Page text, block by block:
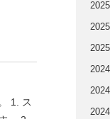
1. ス